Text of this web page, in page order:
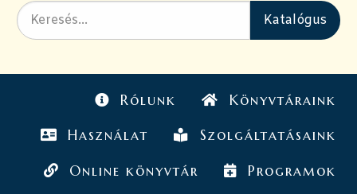
Rólunk Könyvtáraink
Használat Szolgáltatásaink
Online könyvtár Programok